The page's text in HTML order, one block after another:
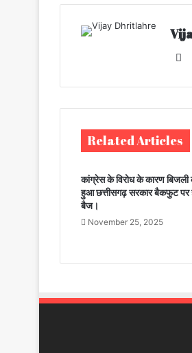
Related Articles
कांग्रेस के विरोध के कारण
हुआ छत्तीसगढ़ सरकार बैकफुट पर
बैज।
November 25, 2025